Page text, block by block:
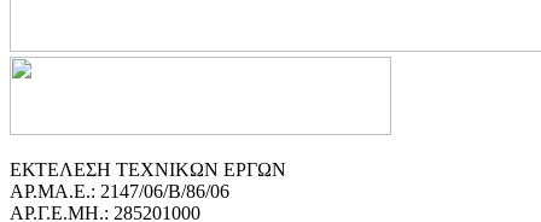
ΕΚΤΕΛΕΣΗ ΤΕΧΝΙΚΩΝ ΕΡΓΩΝ
ΑΡ.ΜΑ.Ε.: 2147/06/B/86/06
ΑΡ.Γ.Ε.ΜΗ.: 285201000